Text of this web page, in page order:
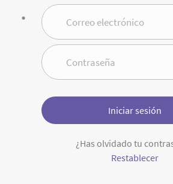
Correo electrónico
Contraseña
Iniciar sesión
¿Has olvidado tu
Restablecer